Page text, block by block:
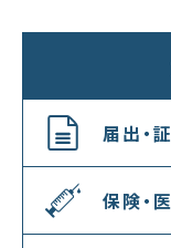
届出・
保険・